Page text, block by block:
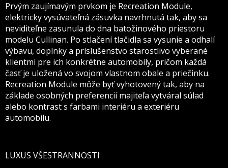
Prvým zaujímavým prvkom je Recreation Module,
elektricky vysúvateľná zásuvka navrhnutá tak, aby sa
neviditeľne zasunula do dna batožinového priestoru
modelu Cullinan. Po stlačení tlačidla sa vysunie a odhalí
výbavu, doplnky a príslušenstvo starostlivo vyberané
klientmi pre ich konkrétne automobily, pričom každá
časť je uložená vo svojom vlastnom obale a priečinku.
Recreation Module môže byť vyhotovený tak, aby na
základe osobných preferencií majiteľa vytváral súlad
alebo kontrast s farbami interiéru a exteriéru
automobilu.
LUXUS VŠESTRANNOSTI